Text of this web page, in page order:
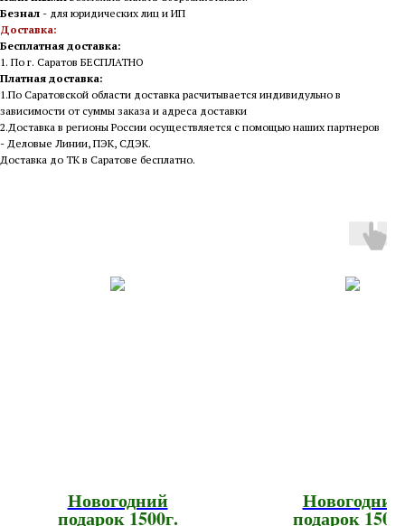
Безнал - для юридических лиц и ИП
Доставка:
Бесплатная доставка:
1. По г. Саратов БЕСПЛАТНО
Платная доставка:
1.По Саратовской области доставка расчитывается индивидульно в
зависимости от суммы заказа и адреса доставки
2.Доставка в регионы России осуществляется с помощью наших партнеров
- Деловые Линии, ПЭК, СДЭК.
Доставка до ТК в Саратове бесплатно.
Новогодний
подарок 1500г.
Новогодний
подарок